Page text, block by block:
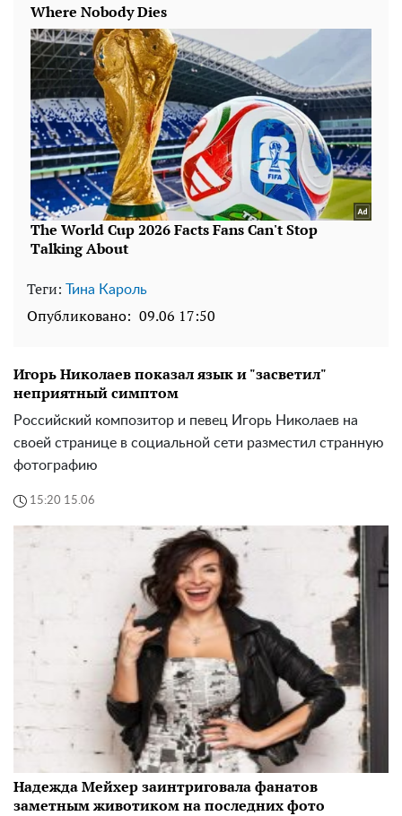
Теги: Тина Кароль
Опубликовано: 09.06 17:50
Игорь Николаев показал язык и "засветил"
неприятный симптом
Российский композитор и певец Игорь Николаев на
своей странице в социальной сети разместил странную
фотографию
15:20 15.06
Надежда Мейхер заинтриговала фанатов
заметным животиком на последних фото